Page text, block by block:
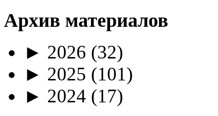
Архив материалов
► 2026 (32)
► 2025 (101)
► 2024 (17)